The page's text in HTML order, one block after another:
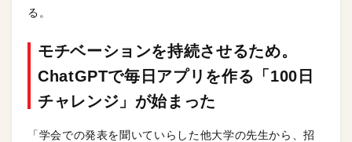
る。
モチベーションを持続させるため。
ChatGPTで毎日アプリを作る「100日
チャレンジ」が始まった
「学会での発表を聞いていらした他大学の先生から、招